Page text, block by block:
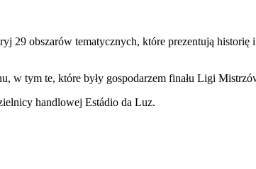
29 obszarów tematycznych, które prezentują
w tym te, które były gospodarzem finału Ligi
handlowej Estádio da Luz.